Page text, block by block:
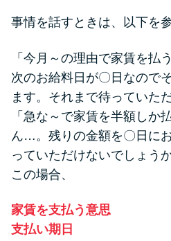
は？3つの
アコムはブ
る？ 自分
方法
底解説！
事情を話すときは、以下を
「今月～の理由で家賃を払
次のお給料日が〇日なので
ます。それまで待っていた
「急な～で家賃を半額しか
ん…。残りの金額を〇日に
っていただけないでしょうか
この場合、
家賃を支払う意思
支払い期日